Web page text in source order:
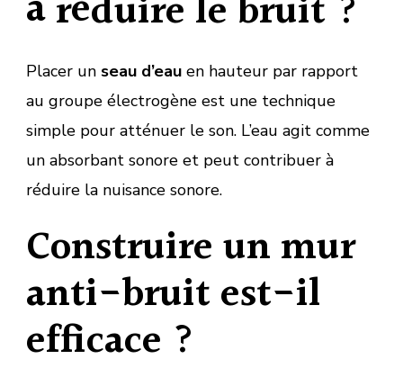
Placer un seau d’eau en hauteur par rapport
au groupe électrogène est une technique
simple pour atténuer le son. L’eau agit comme
un absorbant sonore et peut contribuer à
réduire la nuisance sonore.
Construire un mur
anti-bruit est-il
efficace ?